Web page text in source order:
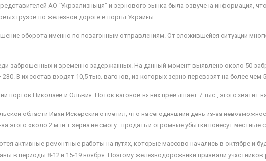
АО “Укрзализныця” и зернового рынка была озвучена информация,
грузов по железной дороге в порты Украины.
оборота именно по повагонным отправлениям. От сложившейся ситуации
заброшенных и временно задержанных. На данный момент выявлено около 50
В их состав входят 10,5 тыс. вагонов, из которых зерно перевозят на более чем
портов Николаев и Ольвия. Поток вагонов на них превышает 7 тыс., этого хватит
области Иван Искерский отметил, что на сегодняшний день из-за
этого около 2 млн т зерна не смогут продать и огромные убытки понесут местные
активные ремонтные работы на путях, которые массово начались в октябре и
в периоды 8-12 и 15-19 ноября. Поэтому железнодорожники призвали